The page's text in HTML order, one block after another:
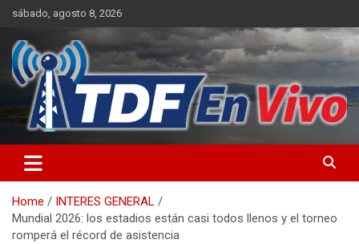
Skip
content
sábado, agosto 8, 2026
Home
INTERES GENERAL
Mundial 2026: los estadios están casi todos llenos y el torneo
romperá el récord de asistencia